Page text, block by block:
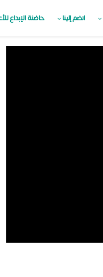
انضم إلينا حاضنة الإبداع